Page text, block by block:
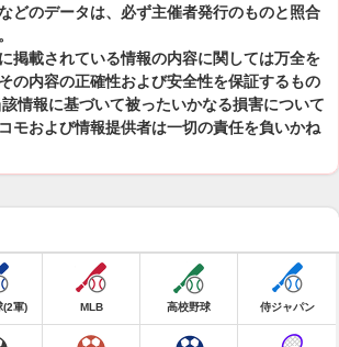
どのデータは、必ず主催者発行のものと照合
掲載されている情報の内容に関しては万全を
の内容の正確性および安全性を保証するもの
情報に基づいて被ったいかなる損害について
モおよび情報提供者は一切の責任を負いかね
(2軍) MLB 高校野球 侍ジャパン